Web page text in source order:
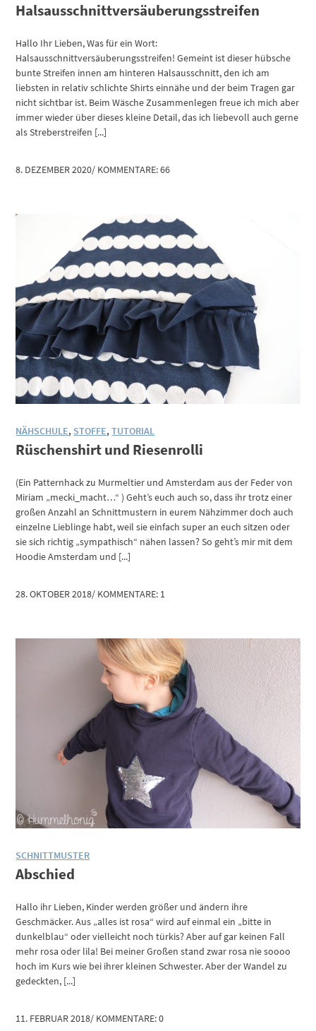
Halsausschnittversäuberungsstreifen
Hallo Ihr Lieben, Was für ein Wort:
Halsausschnittversäuberungsstreifen! Gemeint ist dieser hübsche
bunte Streifen innen am hinteren Halsausschnitt, den ich am
liebsten in relativ schlichte Shirts einnähe und der beim Tragen gar
nicht sichtbar ist. Beim Wäsche Zusammenlegen freue ich mich aber
immer wieder über dieses kleine Detail, das ich liebevoll auch gerne
als Streberstreifen [...]
8. DEZEMBER 2020/ KOMMENTARE: 66
NÄHSCHULE, STOFFE,TUTORIAL
Rüschenshirt und Riesenrolli
(Ein Patternhack zu Murmeltier und Amsterdam aus der Feder von
Miriam „mecki_macht…“ ) Geht’s euch auch so, dass ihr trotz einer
großen Anzahl an Schnittmustern in eurem Nähzimmer doch auch
einzelne Lieblinge habt, weil sie einfach super an euch sitzen oder
sie sich richtig „sympathisch“ nähen lassen? So geht’s mir mit dem
Hoodie Amsterdam und [...]
28. OKTOBER 2018/ KOMMENTARE: 1
SCHNITTMUSTER
Abschied
Hallo ihr Lieben, Kinder werden größer und ändern ihre
Geschmäcker. Aus „alles ist rosa“ wird auf einmal ein „bitte in
dunkelblau“ oder vielleicht noch türkis? Aber auf gar keinen Fall
mehr rosa oder lila! Bei meiner Großen stand zwar rosa nie soooo
hoch im Kurs wie bei ihrer kleinen Schwester. Aber der Wandel zu
gedeckten, [...]
11. FEBRUAR 2018/ KOMMENTARE: 0